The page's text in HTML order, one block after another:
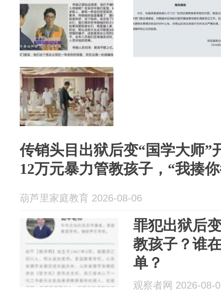
传销头目出狱后变“国学大师”
12万元暴力管教孩子，“我揍
葫芦里家庭教育 2026-08-06
罪犯出狱后
教孩子？谁
单？
观察者网 2026-08-